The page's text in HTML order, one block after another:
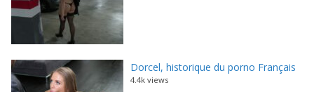
Dorcel, historique du porno Français
4.4k views